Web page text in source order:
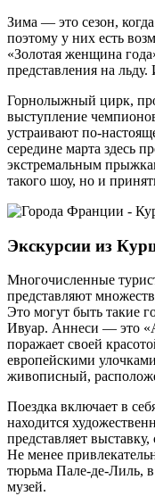
Зима — это сезон,
поэтому у них есть
«Золотая женщина
представления на
Горнолыжный цирк,
выступление
устраивают по-
середине марта здесь
экстремальным
такого шоу, но и
Экскурсии из
Многочисленные
представляют
Это могут быть такие
Ивуар. Аннеси — это
поражает своей
европейскими
живописный,
Поездка включает в
находится
представляет
Не менее
тюрьма Пале-де-Лиль, в
музей.